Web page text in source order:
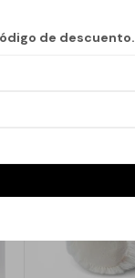
de descuento.